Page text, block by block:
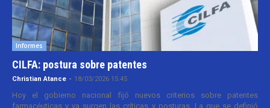
Informes
CILFA: postura sobre patentes
Christian Atance - 18/03/2026 15:45
Hoy el gobierno nacional fijó nuevos criterios sobre patentes
farmacéuticas y ya surgen las críticas y posturas. La que se definió